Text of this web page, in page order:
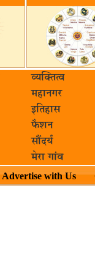
व्यक्तित्व
महानगर
इतिहास
फैशन
सौंदर्य
मेरा गांव
Advertise with Us